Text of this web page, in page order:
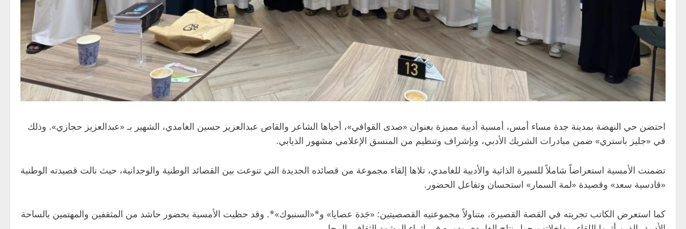
احتضن حي النهضة بمدينة جدة مساء أمس، أمسية أدبية مميزة بعنوان «صدى القوافي»، أحياها الشاعر والقاص عبدالعزيز حسين الغامدي، الشهير بـ «عبدالعزيز حجازي». وذلك
في «جليز باستري» ضمن مبادرات الشريك الأدبي، وبإشراف وتنظيم من المنسق الإعلامي مشهور الذيابي.
تضمنت الأمسية استعراضاً شاملاً للسيرة الذاتية والأدبية للغامدي، تلاها إلقاء مجموعة من قصائده الجديدة التي تنوعت بين القصائد الوطنية والوجدانية، حيث نالت قصيدته الوطنية
«قادسية سعد» وقصيدة «لمة السمار» استحسان وتفاعل الحضور.
كما استعرض الكاتب تجربته في القصة القصيرة، متناولاً مجموعتيه القصصيتين: «جَدة عصايا» و*«السنبوك»*. وقد حظيت الأمسية بحضور حاشد من المثقفين والمهتمين بالساحة